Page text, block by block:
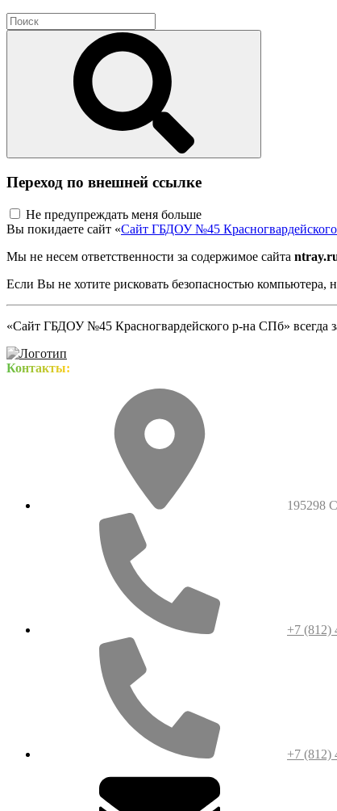
Переход по внешней ссылке
Не предупреждать меня больше
Вы покидаете сайт «Сайт ГБДОУ №45
Мы не несем ответственности за содержимое сайта
Если Вы не хотите рисковать безопасностью компьютера,
«Сайт ГБДОУ №45 Красногвардейского р-на СПб» всегда
Контакты:
195298
+7 (812)
+7 (812)